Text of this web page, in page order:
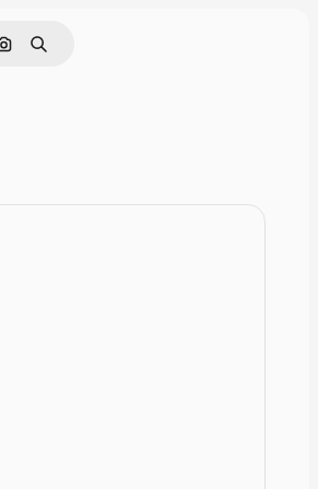
画像で検索
検索